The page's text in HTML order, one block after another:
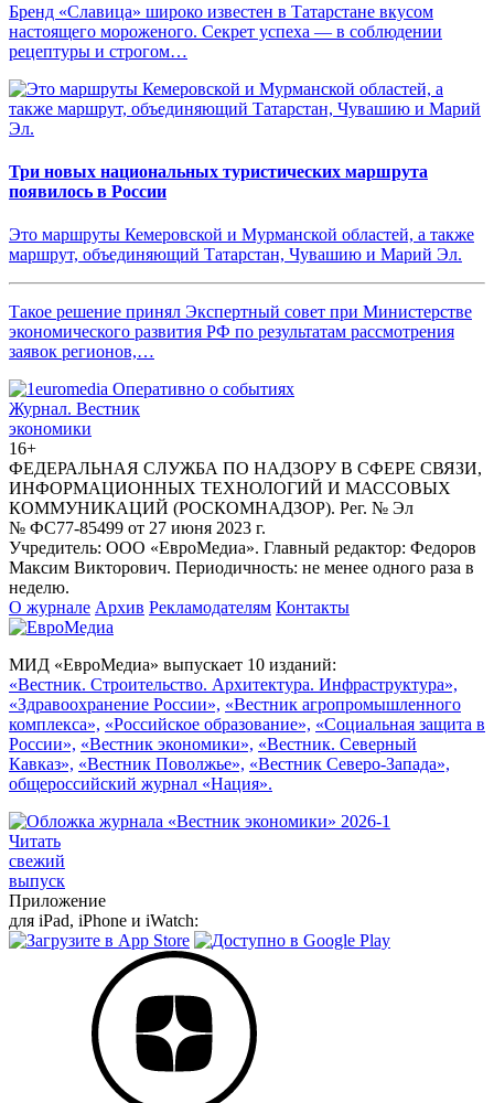
Бренд «Славица» широко известен в Татарстане вкусом
настоящего мороженого. Секрет успеха — в соблюдении
рецептуры и строгом…
Три новых национальных туристических маршрута
появилось в России
Это маршруты Кемеровской и Мурманской областей, а также
маршрут, объединяющий Татарстан, Чувашию и Марий Эл.
Такое решение принял Экспертный совет при Министерстве
экономического развития РФ по результатам рассмотрения
заявок регионов,…
Журнал. Вестник
экономики
16+
ФЕДЕРАЛЬНАЯ СЛУЖБА ПО НАДЗОРУ В СФЕРЕ СВЯЗИ,
ИНФОРМАЦИОННЫХ ТЕХНОЛОГИЙ И МАССОВЫХ
КОММУНИКАЦИЙ (РОСКОМНАДЗОР). Рег. № Эл
№ ФС77-85499 от 27 июня 2023 г.
Учредитель: ООО «ЕвроМедиа». Главный редактор: Федоров
Максим Викторович. Периодичность: не менее одного раза в
неделю.
О журнале Архив Рекламодателям Контакты
МИД «ЕвроМедиа» выпускает 10 изданий:
«Вестник. Строительство. Архитектура. Инфраструктура»,
«Здравоохранение России», «Вестник агропромышленного
комплекса», «Российское образование», «Социальная защита в
России», «Вестник экономики», «Вестник. Северный
Кавказ», «Вестник Поволжье», «Вестник Северо-Запада»,
общероссийский журнал «Нация».
Читать
свежий
выпуск
Приложение
для iPad, iPhone и iWatch: